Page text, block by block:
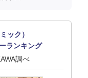
ック）
ランキング
調べ